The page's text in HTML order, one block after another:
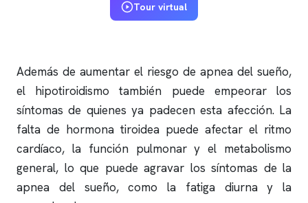
Tour virtual
Además de aumentar el riesgo de apnea del sueño,
el hipotiroidismo también puede empeorar los
síntomas de quienes ya padecen esta afección. La
falta de hormona tiroidea puede afectar el ritmo
cardíaco, la función pulmonar y el metabolismo
general, lo que puede agravar los síntomas de la
apnea del sueño, como la fatiga diurna y la